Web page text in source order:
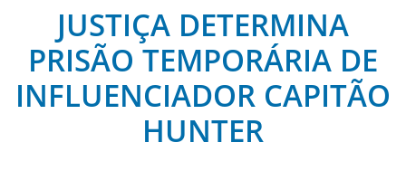
JUSTIÇA DETERMINA
PRISÃO TEMPORÁRIA DE
INFLUENCIADOR CAPITÃO
HUNTER